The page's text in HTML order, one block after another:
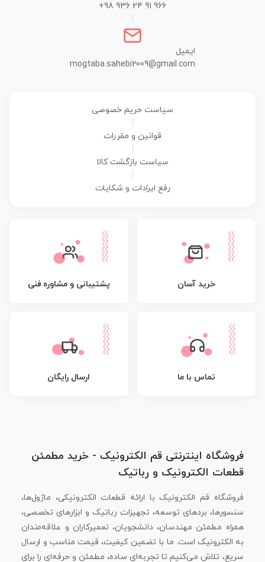
+98 936 24 91 966
ایمیل
mogtaba.sahebi2009@gmail.com
سیاست حریم خصوصی
قوانین و مقررات
سیاست بازگشت کالا
رفع ایرادات و شکایات
خرید آسان پشتیبانی و مشاوره فنی
تماس با ما ارسال رایگان
فروشگاه اینترنتی قم الکترونیک - خرید مطمئن
قطعات الکترونیک و رباتیک
فروشگاه قم الکترونیک با ارائه قطعات الکترونیکی، ماژول‌ها،
سنسورها، بردهای توسعه، تجهیزات رباتیک و ابزارهای تخصصی،
همراه مطمئن مهندسان، دانشجویان، تعمیرکاران و علاقه‌مندان
به الکترونیک است. ما با تضمین کیفیت، قیمت مناسب و ارسال
سریع، تلاش می‌کنیم تا تجربه‌ای ساده، مطمئن و حرفه‌ای را برای